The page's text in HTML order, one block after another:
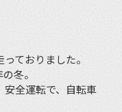
ておりました。
冬。
安全運転で、自転車